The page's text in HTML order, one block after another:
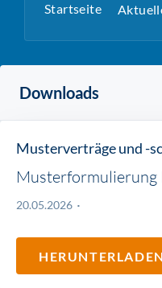
Startseite
Downloads
Musterverträge und -
Musterformulierung
20.05.2026
HERUNTERLADEN